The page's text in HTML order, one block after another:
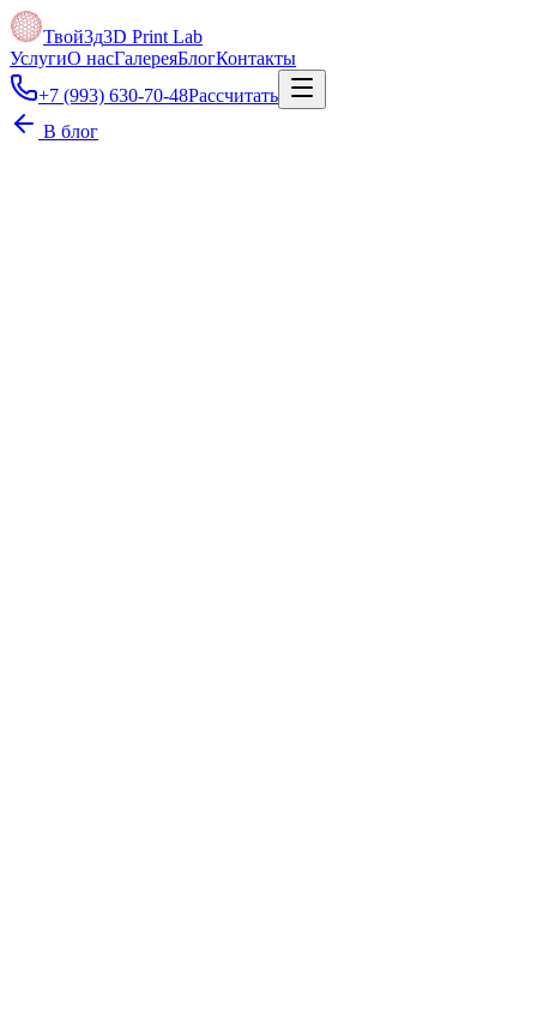
Твой3д3D Print Lab
УслугиО насГалереяБлогКонтакты
+7 (993) 630-70-48Рассчитать
В блог